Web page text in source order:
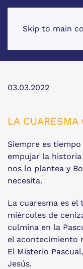
Skip to main
03.03.2022
LA CUARESMA
Siempre es
empujar la
nos lo plantea y
necesita.
La cuaresma es
miércoles de
culmina en la
el acontecimiento
El Misterio
Jesús.